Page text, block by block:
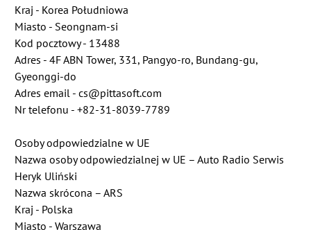
Kraj - Korea Południowa
Miasto - Seongnam-si
Kod pocztowy - 13488
Adres - 4F ABN Tower, 331, Pangyo-ro, Bundang-gu,
Gyeonggi-do
Adres email - cs@pittasoft.com
Nr telefonu - +82-31-8039-7789
Osoby odpowiedzialne w UE
Nazwa osoby odpowiedzialnej w UE – Auto Radio Serwis
Heryk Uliński
Nazwa skrócona – ARS
Kraj - Polska
Miasto - Warszawa